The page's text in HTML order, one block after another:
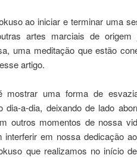
ao iniciar e terminar uma
artes marciais de
uma meditação que estão
artigo.
mostrar uma forma de
dia-a-dia, deixando de lado
outros momentos de nossa
interferir em nossa dedicação
que realizamos no início